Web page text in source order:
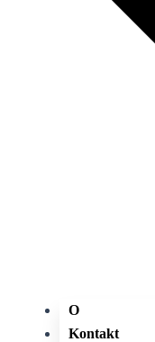
O
Kontakt